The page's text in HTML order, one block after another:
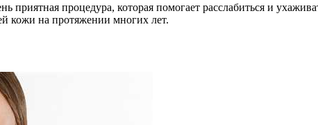
приятная процедура, которая помогает расслабиться и
кожи на протяжении многих лет.